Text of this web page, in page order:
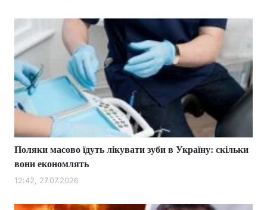
Поляки масово їдуть лікувати зуби в Україну: скільки
вони економлять
12:42, 27.07.2026